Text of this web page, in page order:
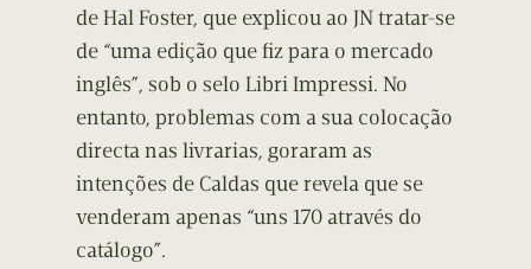
de Hal Foster, que explicou ao JN tratar-se
de “uma edição que fiz para o mercado
inglês”, sob o selo Libri Impressi. No
entanto, problemas com a sua colocação
directa nas livrarias, goraram as
intenções de Caldas que revela que se
venderam apenas “uns 170 através do
catálogo”.